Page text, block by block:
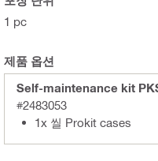
1 pc
제품 옵션
Self-maintenance kit
#2483053
1x 씰 Prokit cases